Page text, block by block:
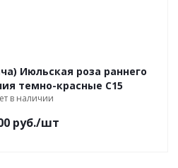
Июльская роза раннего
темно-красные С15
в наличии
руб./шт